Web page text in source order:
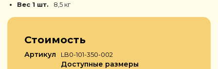
Вес 1 шт.
8,5 кг
Стоимость
Артикул LB0-101-350-002
Доступные размеры